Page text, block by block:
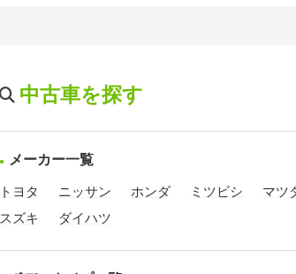
中古車を探す
メーカー一覧
トヨタ ニッサン ホンダ ミツビシ マツ
スズキ
ダイハツ